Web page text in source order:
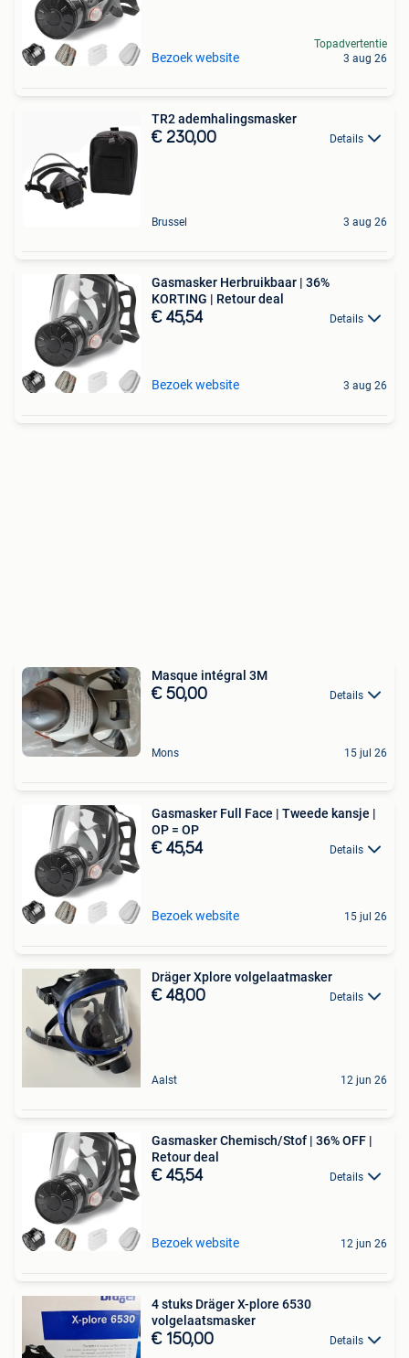
Bezoek website
Topadvertentie
3 aug 26
TR2 ademhalingsmasker
€ 230,00 Details
Brussel 3 aug 26
Gasmasker Herbruikbaar | 36%
KORTING | Retour deal
€ 45,54 Details
Bezoek website 3 aug 26
Masque intégral 3M
€ 50,00 Details
Mons 15 jul 26
Gasmasker Full Face | Tweede kansje |
OP = OP
€ 45,54 Details
Bezoek website 15 jul 26
Dräger Xplore volgelaatmasker
€ 48,00 Details
Aalst 12 jun 26
Gasmasker Chemisch/Stof | 36% OFF |
Retour deal
€ 45,54 Details
Bezoek website 12 jun 26
4 stuks Dräger X-plore 6530
volgelaatsmasker
€ 150,00 Details